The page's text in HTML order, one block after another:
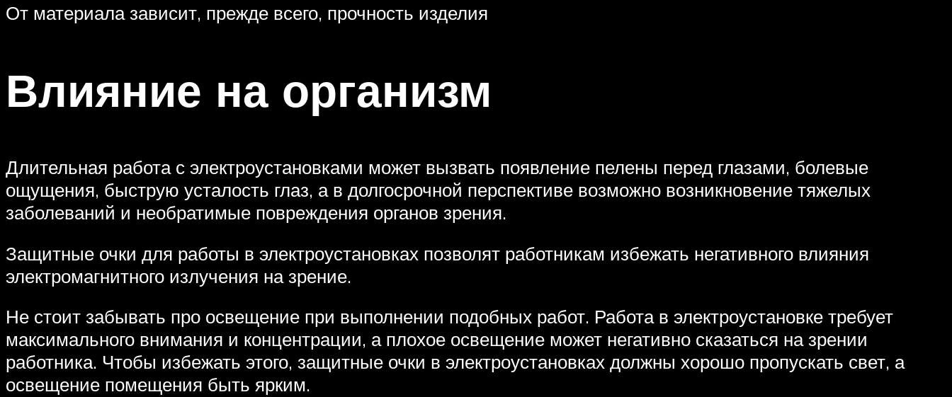
От материала зависит, прежде всего, прочность изделия
Влияние на организм
Длительная работа с электроустановками может вызвать появление пелены перед глазами, болевые
ощущения, быструю усталость глаз, а в долгосрочной перспективе возможно возникновение тяжелых
заболеваний и необратимые повреждения органов зрения.
Защитные очки для работы в электроустановках позволят работникам избежать негативного влияния
электромагнитного излучения на зрение.
Не стоит забывать про освещение при выполнении подобных работ. Работа в электроустановке требует
максимального внимания и концентрации, а плохое освещение может негативно сказаться на зрении
работника. Чтобы избежать этого, защитные очки в электроустановках должны хорошо пропускать свет, а
освещение помещения быть ярким.